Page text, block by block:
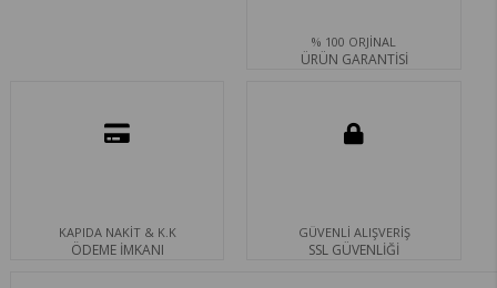
% 100 ORJİNAL
ÜRÜN GARANTİSİ
KAPIDA NAKİT & K.K
ÖDEME İMKANI
GÜVENLİ ALIŞVERİŞ
SSL GÜVENLİĞİ